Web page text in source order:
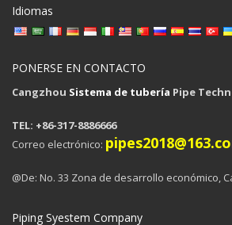
Idiomas
PONERSE EN CONTACTO
Cangzhou Sistema de tubería Pipe
TEL: +86-317-8886666
Correo electrónico:
@De: No. 33 Zona de desarrollo económico,
Piping Syestem Company